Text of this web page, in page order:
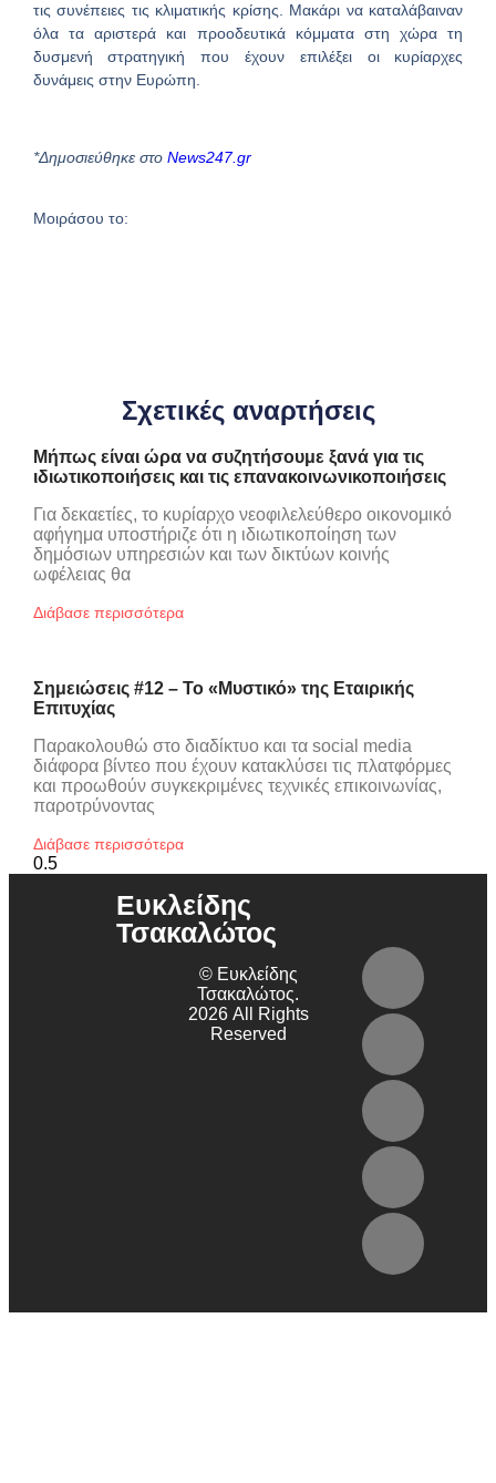
τις συνέπειες τις κλιματικής κρίσης. Μακάρι να καταλάβαιναν
όλα τα αριστερά και προοδευτικά κόμματα στη χώρα τη
δυσμενή στρατηγική που έχουν επιλέξει οι κυρίαρχες
δυνάμεις στην Ευρώπη.
*Δημοσιεύθηκε στο News247.gr
Μοιράσου το:
Σχετικές αναρτήσεις
Μήπως είναι ώρα να συζητήσουμε ξανά για τις
ιδιωτικοποιήσεις και τις επανακοινωνικοποιήσεις
Για δεκαετίες, το κυρίαρχο νεοφιλελεύθερο οικονομικό
αφήγημα υποστήριζε ότι η ιδιωτικοποίηση των
δημόσιων υπηρεσιών και των δικτύων κοινής
ωφέλειας θα
Διάβασε περισσότερα
Σημειώσεις #12 – Το «Μυστικό» της Εταιρικής
Επιτυχίας
Παρακολουθώ στο διαδίκτυο και τα social media
διάφορα βίντεο που έχουν κατακλύσει τις πλατφόρμες
και προωθούν συγκεκριμένες τεχνικές επικοινωνίας,
παροτρύνοντας
Διάβασε περισσότερα
Ευκλείδης
Τσακαλώτος
© Ευκλείδης
Τσακαλώτος.
2026 All Rights
Reserved